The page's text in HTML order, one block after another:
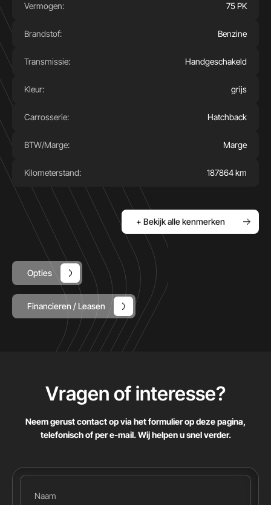
Vermogen: 75 PK
Brandstof: Benzine
Transmissie: Handgeschakeld
Kleur: grijs
Carrosserie: Hatchback
BTW/Marge: Marge
Kilometerstand: 187864 km
+ Bekijk alle kenmerken
Opties
Financieren / Leasen
Vragen of interesse?
Neem gerust contact op via het formulier op deze pagina,
telefonisch of per e-mail. Wij helpen u snel verder.